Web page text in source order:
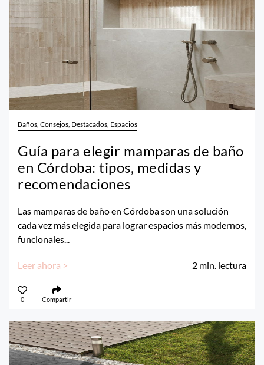
Baños, Consejos, Destacados, Espacios
Guía para elegir mamparas de baño
en Córdoba: tipos, medidas y
recomendaciones
Las mamparas de baño en Córdoba son una solución
cada vez más elegida para lograr espacios más modernos,
funcionales...
Leer ahora > 2 min. lectura
0 Compartir